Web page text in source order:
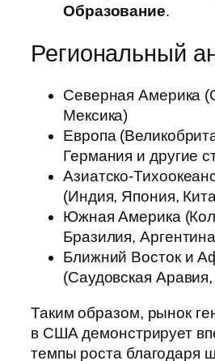
Образование.
Региональный
Северная Америка
Мексика)
Европа
Германия и другие
Азиатско-
(Индия, Япония,
Южная Америка
Бразилия,
Ближний Восток и
(Саудовская
Таким образом, рынок
в США демонстрирует
темпы роста благодаря